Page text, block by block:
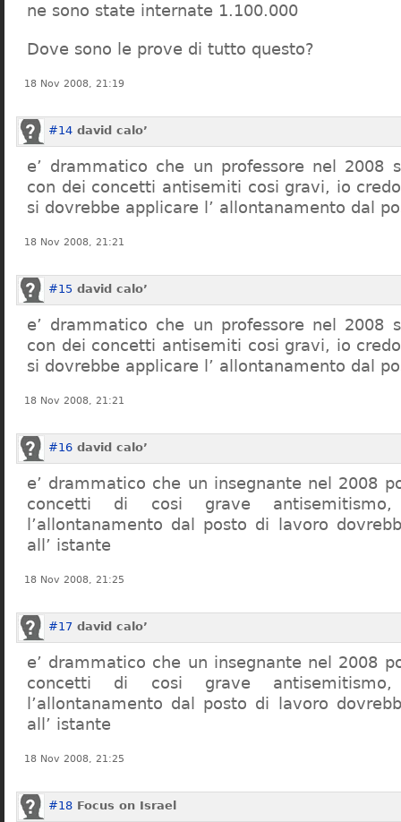
ne sono state internate 1.100.000
Dove sono le prove di tutto questo?
18 Nov 2008, 21:19
#14 david calo’
e’ drammatico che un professore nel 2008
con dei concetti antisemiti cosi gravi, io
si dovrebbe applicare l’ allontanamento dal
18 Nov 2008, 21:21
#15 david calo’
e’ drammatico che un professore nel 2008
con dei concetti antisemiti cosi gravi, io
si dovrebbe applicare l’ allontanamento dal
18 Nov 2008, 21:21
#16 david calo’
e’ drammatico che un insegnante nel 2008
concetti di cosi grave
l’allontanamento dal posto di lavoro
all’ istante
18 Nov 2008, 21:25
#17 david calo’
e’ drammatico che un insegnante nel 2008
concetti di cosi grave
l’allontanamento dal posto di lavoro
all’ istante
18 Nov 2008, 21:25
#18 Focus on Israel